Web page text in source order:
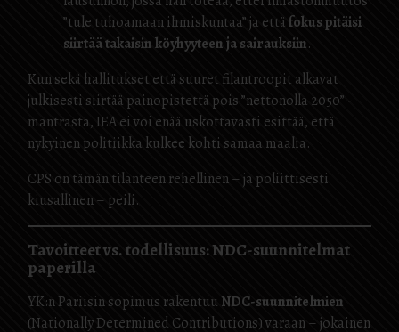
”tule tuhoamaan ihmiskuntaa” ja ettäfokus pitäisi
siirtää takaisin köyhyyteen ja sairauksiin.
Kun sekä hallitukset että suuret filantroopit alkavat
julkisesti siirtää painopistettä pois ”nettonolla 2050” -
mantrasta, IEA ei voi enää uskottavasti esittää, että
nykyinen politiikka kulkee kohti samaa maalia.
CPS on tämän tilanteen rehellinen – ja poliittisesti
kiusallinen – peili.
Tavoitteet vs. todellisuus: NDC-suunnitelmat
paperilla
YK:n Pariisin sopimus rakentuu NDC-suunnitelmien
(Nationally Determined Contributions) varaan – jokainen